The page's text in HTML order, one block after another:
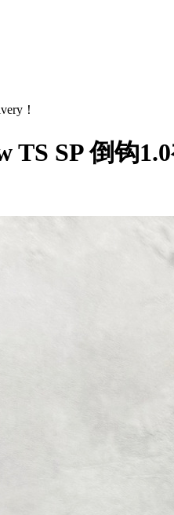
！
SP 倒钩